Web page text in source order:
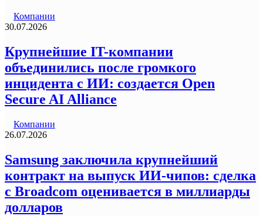
Компании
30.07.2026
Крупнейшие IT-компании
объединились после громкого
инцидента с ИИ: создается Open
Secure AI Alliance
Компании
26.07.2026
Samsung заключила крупнейший
контракт на выпуск ИИ-чипов: сделка
с Broadcom оценивается в миллиарды
долларов